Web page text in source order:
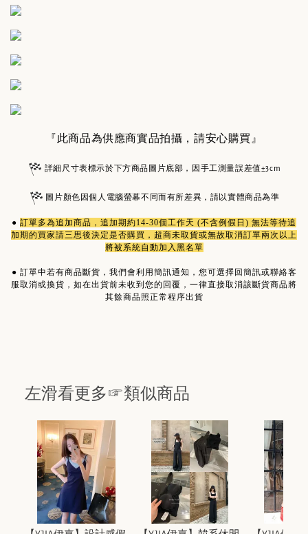
『此商品為供應商實品拍攝，請安心購買』
詳細尺寸表標示於下方商品圖片底部，因手工測量誤差值±3cm
圖片顏色因個人電腦螢幕不同而有所差異，請以實體商品為準
● 訂單多為追加商品 ，追加期約14-30個工作天 (不含例假日) 無法等待追
加期的買家請三思後決定是否購買，超商未取貨或無故取消訂單兩次以上
將被系統自動加入黑名單
● 訂單中若有商品斷貨，我們會利用簡訊通知，您可選擇回簡訊或聯絡客
服取消或換貨，如在出貨前未收到您的回覆，一律直接取消該斷貨商品將
其餘商品照正常程序出貨
左滑看更多☞類似商品